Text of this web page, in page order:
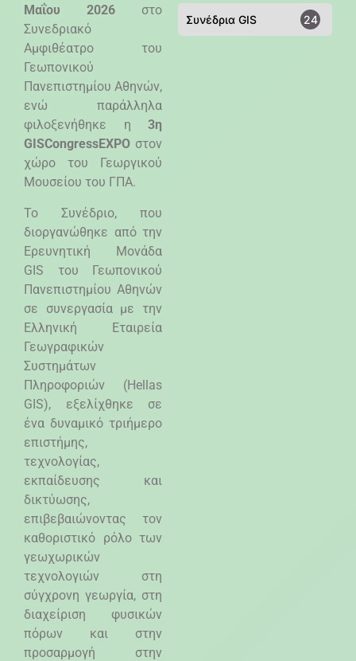
Μαΐου 2026 στο
Συνεδριακό
Αμφιθέατρο του
Γεωπονικού
Πανεπιστημίου Αθηνών,
ενώ παράλληλα
φιλοξενήθηκε η 3η
GISCongressEXPO στον
χώρο του Γεωργικού
Μουσείου του ΓΠΑ.
Το Συνέδριο, που
διοργανώθηκε από την
Ερευνητική Μονάδα
GIS του Γεωπονικού
Πανεπιστημίου Αθηνών
σε συνεργασία με την
Ελληνική Εταιρεία
Γεωγραφικών
Συστημάτων
Πληροφοριών (Hellas
GIS), εξελίχθηκε σε
ένα δυναμικό τριήμερο
επιστήμης,
τεχνολογίας,
εκπαίδευσης και
δικτύωσης,
επιβεβαιώνοντας τον
καθοριστικό ρόλο των
γεωχωρικών
τεχνολογιών στη
σύγχρονη γεωργία, στη
διαχείριση φυσικών
πόρων και στην
προσαρμογή στην
Συνέδρια GIS 24